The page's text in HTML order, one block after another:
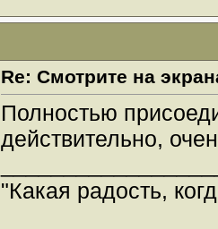
Re: Смотрите на
Полностью
действительно,
"Какая радость,